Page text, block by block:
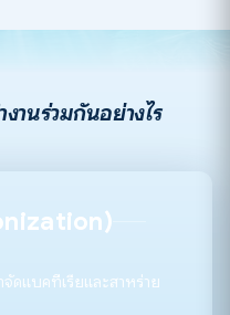
านร่วมกันอย่างไร
จัดแบคทีเรียและสาหร่าย